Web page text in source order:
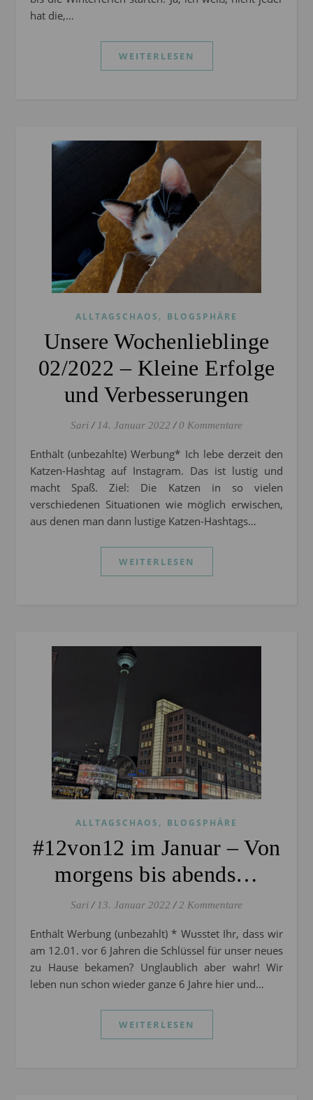
hat die,…
WEITERLESEN
ALLTAGSCHAOS , BLOGSPHÄRE
Unsere Wochenlieblinge
02/2022 – Kleine Erfolge
und Verbesserungen
Sari / 14. Januar 2022 / 0 Kommentare
Enthält (unbezahlte) Werbung* Ich lebe derzeit den
Katzen-Hashtag auf Instagram. Das ist lustig und
macht Spaß. Ziel: Die Katzen in so vielen
verschiedenen Situationen wie möglich erwischen,
aus denen man dann lustige Katzen-Hashtags…
WEITERLESEN
ALLTAGSCHAOS , BLOGSPHÄRE
#12von12 im Januar – Von
morgens bis abends…
Sari / 13. Januar 2022 / 2 Kommentare
Enthält Werbung (unbezahlt) * Wusstet Ihr, dass wir
am 12.01. vor 6 Jahren die Schlüssel für unser neues
zu Hause bekamen? Unglaublich aber wahr! Wir
leben nun schon wieder ganze 6 Jahre hier und…
WEITERLESEN